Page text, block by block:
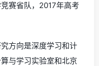
赛省队，2017年高考
方向是深度学习和计
与学习实验室和北京